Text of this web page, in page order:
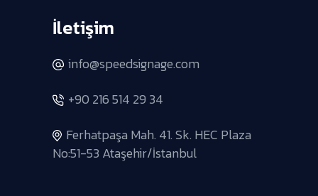
İletişim
info@speedsignage.com
+90 216 514 29 34
Ferhatpaşa Mah. 41. Sk. HEC Plaza
No:51-53 Ataşehir/İstanbul